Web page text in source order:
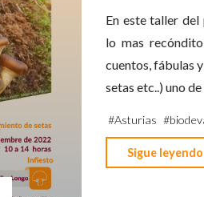
En este taller
lo mas
cuentos, fábulas
setas etc..) uno de
#Asturias #
Sigue leyendo